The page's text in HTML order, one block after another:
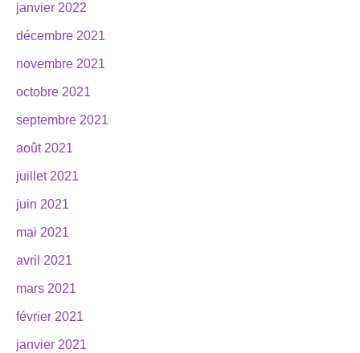
janvier 2022
décembre 2021
novembre 2021
octobre 2021
septembre 2021
août 2021
juillet 2021
juin 2021
mai 2021
avril 2021
mars 2021
février 2021
janvier 2021